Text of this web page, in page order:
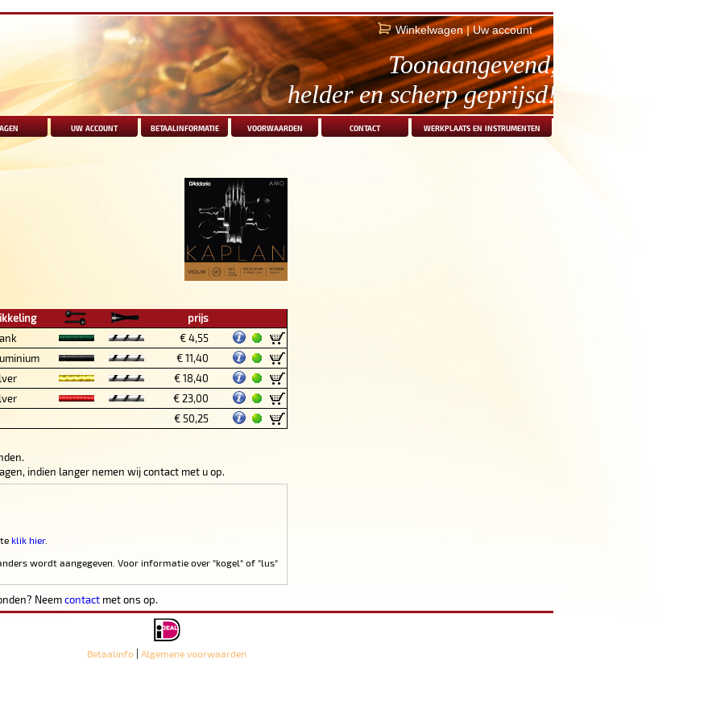
Winkelwagen | Uw account
Toonaangevend,
helder en scherp geprijsd!
uw account betaalinformatie voorwaarden contact werkplaats en instrumenten
prijs
€ 4,55
€ 11,40
€ 18,40
€ 23,00
€ 50,25
indien langer nemen wij contact met u op.
klik hier.
wordt aangegeven. Voor informatie over "kogel" of "lus"
Neemcontactmet ons op.
Betaalinfo Algemene voorwaarden